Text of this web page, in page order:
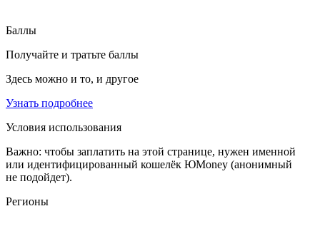
Баллы
Получайте и тратьте баллы
Здесь можно и то, и другое
Узнать подробнее
Условия использования
Важно: чтобы заплатить на этой странице, нужен именной
или идентифицированный кошелёк ЮMoney (анонимный
не подойдет).
Регионы